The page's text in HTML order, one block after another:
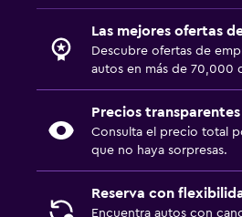
Las mejores ofertas
Descubre ofertas de
autos en más de 70,000
Precios transparentes
Consulta el precio total
que no haya sorpresas.
Reserva con
Encuentra autos con